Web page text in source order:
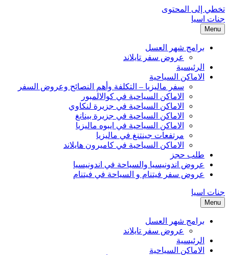
تخطي إلى المحتوى
جنات اسيا
Menu
برامج شهر العسل
عروض سفر تايلاند
الرئيسية
الاماكن السياحية
سفر ماليزيا – التكلفة وأهم النصائح وعروض السفر
الاماكن السياحية في كوالالمبور
الاماكن السياحية في جزيرة لنكاوي
الاماكن السياحية في جزيرة بينانغ
الاماكن السياحية في ايبوه ماليزيا
مرتفعات جينتنغ في ماليزيا
الاماكن السياحية في كاميرون هايلاند
طلب حجز
عروض اندونيسيا والسياحة في اندونيسيا
عروض سفر فيتنام و السياحة في فيتنام
جنات اسيا
Menu
برامج شهر العسل
عروض سفر تايلاند
الرئيسية
الاماكن السياحية